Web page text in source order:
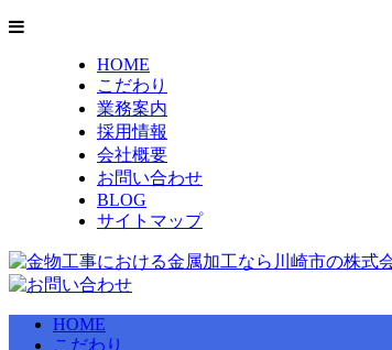
HOME
こだわり
業務案内
採用情報
会社概要
お問い合わせ
BLOG
サイトマップ
HOME
こだわり